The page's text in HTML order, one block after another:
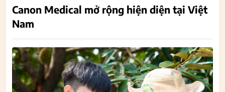
Canon Medical mở rộng hiện diện tại Việt
Nam